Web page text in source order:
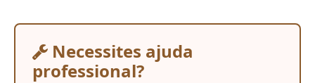
Necessites ajuda
professional?